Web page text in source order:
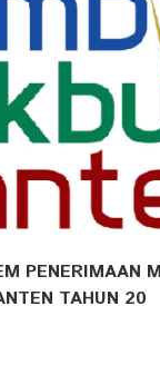
PENERIMAAN
TAHUN 20